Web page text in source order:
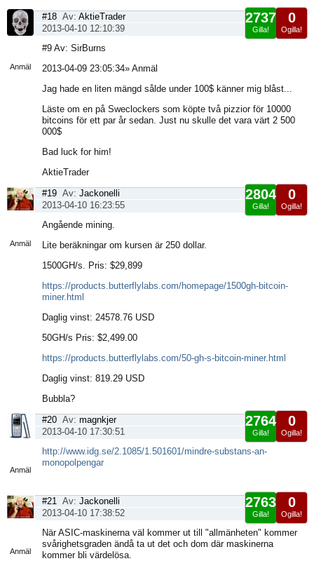
Anmäl
0
Ogilla!
2737
Gilla!
#18 Av: AktieTrader
2013-04-10 12:10:39
#9 Av: SirBurns
2013-04-09 23:05:34» Anmäl
Jag hade en liten mängd sålde under 100$ känner mig blåst...
Läste om en på Sweclockers som köpte två pizzior för 10000
bitcoins för ett par år sedan. Just nu skulle det vara värt 2 500
000$
Bad luck for him!
AktieTrader
Anmäl
0
Ogilla!
2804
Gilla!
#19 Av: Jackonelli
2013-04-10 16:23:55
Angående mining.
Lite beräkningar om kursen är 250 dollar.
1500GH/s. Pris: $29,899
https://products.butterflylabs.com/homepage/1500gh-bitcoin-
miner.html
Daglig vinst: 24578.76 USD
50GH/s Pris: $2,499.00
https://products.butterflylabs.com/50-gh-s-bitcoin-miner.html
Daglig vinst: 819.29 USD
Bubbla?
Anmäl
0
Ogilla!
2764
Gilla!
#20 Av: magnkjer
2013-04-10 17:30:51
http://www.idg.se/2.1085/1.501601/mindre-substans-an-
monopolpengar
Anmäl
0
Ogilla!
2763
Gilla!
#21 Av: Jackonelli
2013-04-10 17:38:52
När ASIC-maskinerna väl kommer ut till "allmänheten" kommer
svårighetsgraden ändå ta ut det och dom där maskinerna
kommer bli värdelösa.